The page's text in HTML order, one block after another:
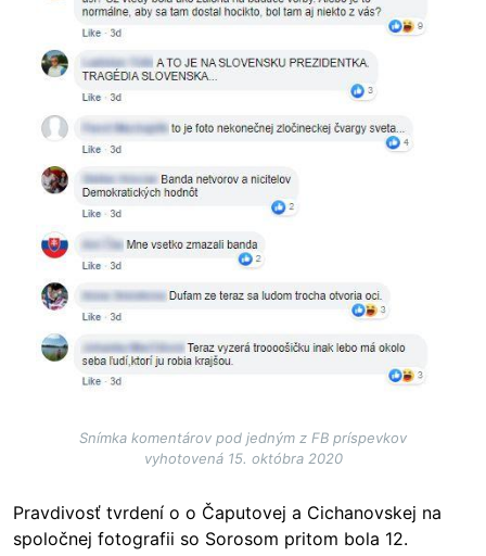
Snímka komentárov pod jedným z FB príspevkov
vyhotovená 15. októbra 2020
Pravdivosť tvrdení o o Čaputovej a Cichanovskej na
spoločnej fotografii so Sorosom pritom bola 12.